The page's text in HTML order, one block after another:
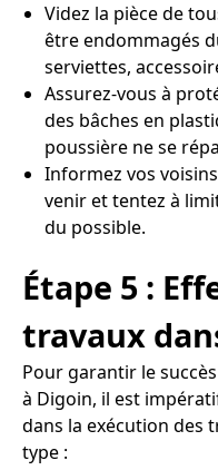
Videz la pièce de
être endommagés
serviettes,
Assurez-vous à
des bâches en
poussière ne se
Informez vos
venir et tentez à
du possible.
Étape 5 :
travaux
Pour garantir le
à Digoin, il est
dans la exécution des
type :